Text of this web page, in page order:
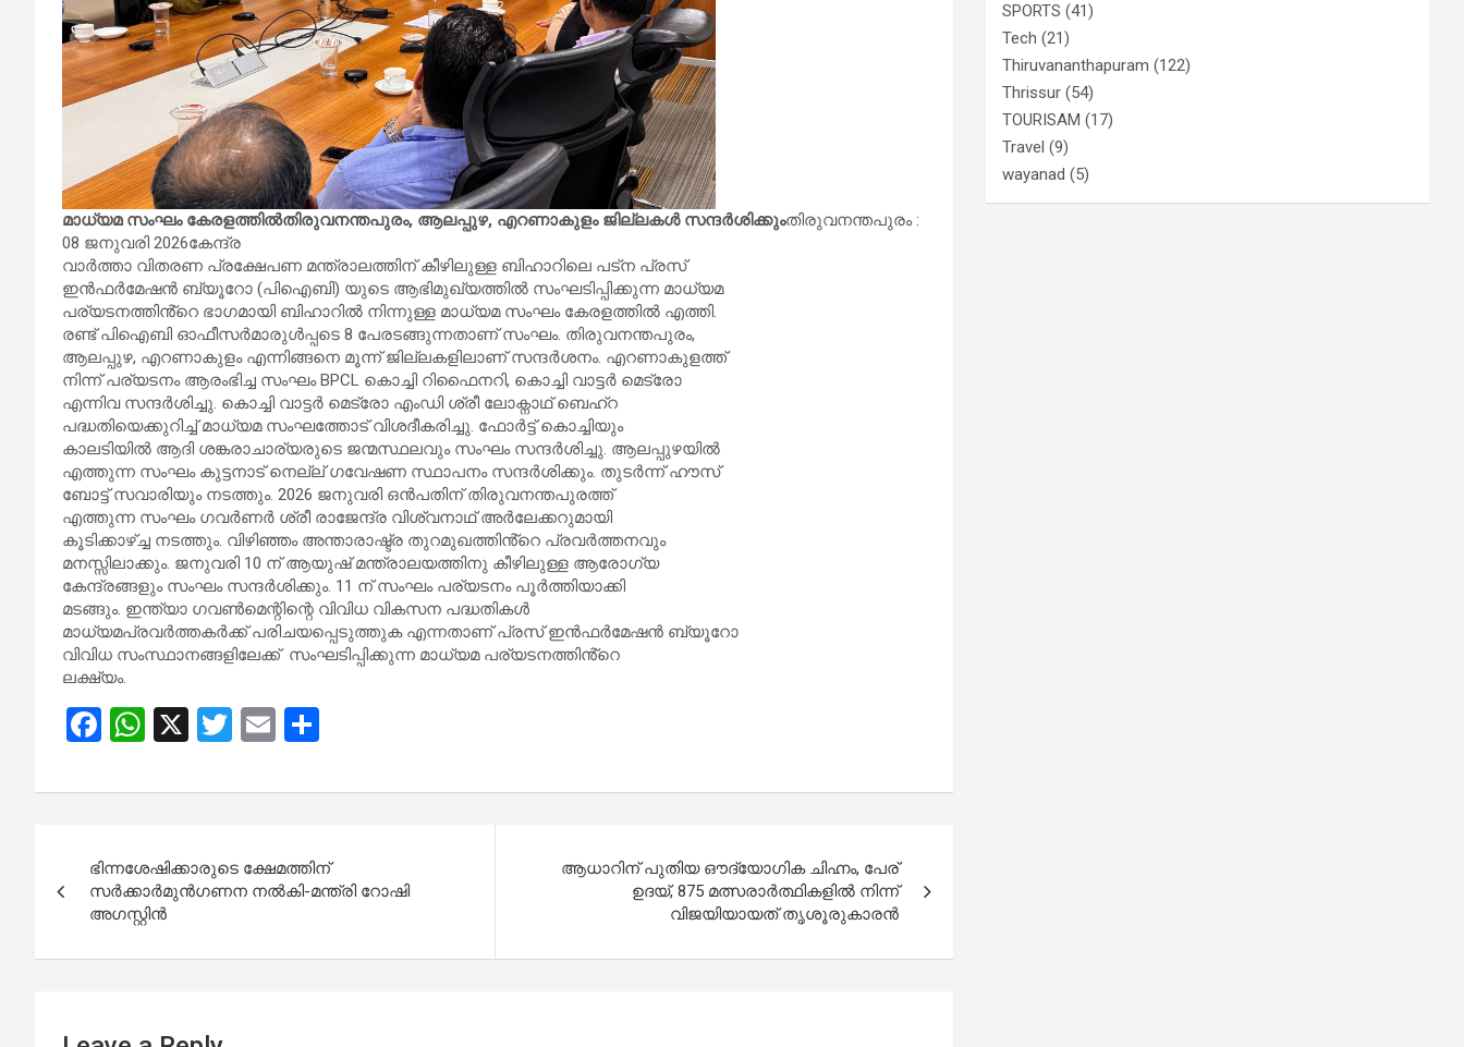
മാധ്യമ സംഘം കേരളത്തിൽതിരുവനന്തപുരം, ആലപ്പുഴ, എറണാകുളം ജില്ലകൾ സന്ദർശിക്കുംതിരുവനന്തപുരം :
08 ജനുവരി 2026കേന്ദ്ര
വാർത്താ വിതരണ പ്രക്ഷേപണ മന്ത്രാലത്തിന് കീഴിലുള്ള ബിഹാറിലെ പട്ന പ്രസ്
ഇൻഫർമേഷൻ ബ്യൂറോ (പിഐബി) യുടെ ആഭിമുഖ്യത്തിൽ സംഘടിപ്പിക്കുന്ന മാധ്യമ
പര്യടനത്തിൻ്റെ ഭാ​ഗമായി ബിഹാറിൽ നിന്നുള്ള മാധ്യമ സംഘം കേരളത്തിൽ എത്തി.
രണ്ട് പിഐബി ഓഫീസർമാരുൾപ്പടെ 8 പേരടങ്ങുന്നതാണ് സംഘം. തിരുവനന്തപുരം,
ആലപ്പുഴ, എറണാകുളം എന്നിങ്ങനെ മൂന്ന് ജില്ലകളിലാണ് സന്ദർശനം. എറണാകുളത്ത്
നിന്ന് പര്യടനം ആരംഭിച്ച സംഘം BPCL കൊച്ചി റിഫൈനറി, കൊച്ചി വാട്ടർ മെട്രോ
എന്നിവ സന്ദർശിച്ചു. കൊച്ചി വാട്ടർ മെട്രോ എം‍ഡി ശ്രീ ലോക്നാഥ് ബെഹ്റ
പദ്ധതി‌യെക്കുറിച്ച് മാധ്യമ സംഘത്തോട് വിശദീകരിച്ചു. ഫോർട്ട് കൊച്ചിയും
കാലടിയിൽ ആദി ശങ്കരാചാര്യരുടെ ജന്മസ്ഥലവും സംഘം സന്ദർശിച്ചു. ആലപ്പുഴയിൽ
എത്തുന്ന സംഘം കുട്ടനാട് നെല്ല് ഗവേഷണ സ്ഥാപനം സന്ദർശിക്കും. തുടർന്ന് ഹൗസ്
ബോട്ട് സവാരിയും നടത്തും. 2026 ജനുവരി ഒൻപതിന് തിരുവനന്തപുരത്ത്
എത്തുന്ന സംഘം ​ഗവർണർ ശ്രീ രാജേന്ദ്ര വിശ്വനാഥ് അർലേക്കറുമായി
കൂടിക്കാഴ്ച്ച നടത്തും. വിഴിഞ്ഞം അന്താരാഷ്ട്ര തുറമുഖത്തിൻ്റെ പ്രവർത്തനവും
മനസ്സിലാക്കും. ജനുവരി 10 ന് ആയുഷ് മന്ത്രാലയത്തിനു കീഴിലുള്ള ആ​രോ​ഗ്യ
കേന്ദ്രങ്ങളും സംഘം സന്ദർശിക്കും. 11 ന് സംഘം പര്യടനം പൂർത്തിയാക്കി
മടങ്ങും. ഇന്ത്യാ ഗവൺമെന്റിന്റെ വിവിധ വികസന പദ്ധതികൾ
മാധ്യമപ്രവർത്തകർക്ക് പരിചയപ്പെടുത്തുക എന്നതാണ് പ്രസ് ഇൻഫർമേഷൻ ബ്യൂറോ
വിവിധ സംസ്ഥാനങ്ങളിലേക്ക് സംഘടിപ്പിക്കുന്ന മാധ്യമ പര്യടനത്തിൻ്റെ
ലക്ഷ്യം.
F
ce
o
o
k
W
at
A
p
p
X
T
tt
E
ail ar
navigation
ഭിന്നശേഷിക്കാരുടെ ക്ഷേമത്തിന്
സർക്കാർമുൻഗണന നൽകി-മന്ത്രി റോഷി
അഗസ്റ്റിൻ
ആധാറിന് പുതിയ ഔദ്യോഗിക ചിഹ്നം, പേര്
ഉദയ്, 875 മത്സരാർത്ഥികളിൽ നിന്ന്
വിജയിയായത് തൃശൂരുകാരൻ
SPORTS (41)
Tech (21)
Thiruvananthapuram (122)
Thrissur (54)
TOURISAM (17)
Travel (9)
wayanad (5)